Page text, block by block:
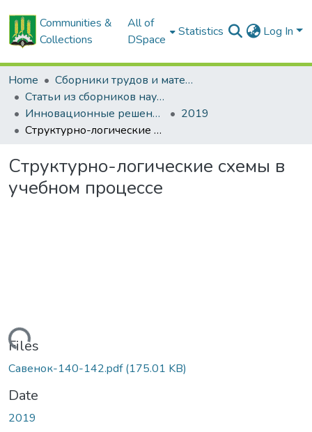
Communities &
Collections
All of
DSpace
Statistics Log In
Home
Сборники трудов и материалов конференций
Статьи из сборников научных трудов
Инновационные решения в технологиях и механизации сельскохозяйственного производства
2019
Структурно-логические схемы в учебном процессе
Структурно-логические схемы в
учебном процессе
Loading...
Files
Савенок-140-142.pdf(175.01 KB)
Date
2019